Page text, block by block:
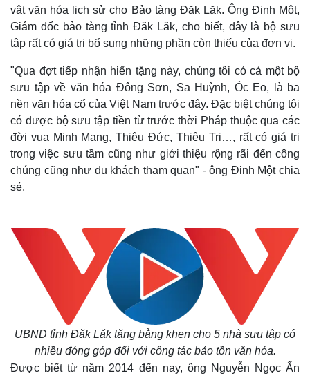
vật văn hóa lịch sử cho Bảo tàng Đăk Lăk. Ông Đinh Một,
Giám đốc bảo tàng tỉnh Đăk Lăk, cho biết, đây là bộ sưu
tập rất có giá trị bổ sung những phần còn thiếu của đơn vị.
"Qua đợt tiếp nhận hiến tặng này, chúng tôi có cả một bộ
sưu tập về văn hóa Đông Sơn, Sa Huỳnh, Óc Eo, là ba
nền văn hóa cổ của Việt Nam trước đây. Đặc biệt chúng tôi
có được bộ sưu tập tiền từ trước thời Pháp thuộc qua các
đời vua Minh Mạng, Thiệu Đức, Thiệu Trị…, rất có giá trị
trong việc sưu tầm cũng như giới thiệu rộng rãi đến công
chúng cũng như du khách tham quan" - ông Đinh Một chia
sẻ.
UBND tỉnh Đăk Lăk tặng bằng khen cho 5 nhà sưu tập có
nhiều đóng góp đối với công tác bảo tồn văn hóa.
Được biết từ năm 2014 đến nay, ông Nguyễn Ngọc Ẩn